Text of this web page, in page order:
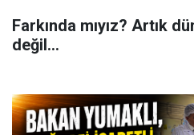
Farkında mıyız? Artık
değil...